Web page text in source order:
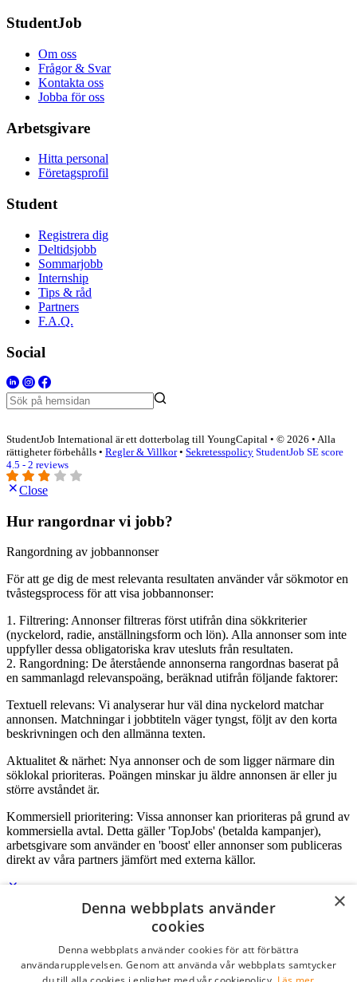
StudentJob
Om oss
Frågor & Svar
Kontakta oss
Jobba för oss
Arbetsgivare
Hitta personal
Företagsprofil
Student
Registrera dig
Deltidsjobb
Sommarjobb
Internship
Tips & råd
Partners
F.A.Q.
Social
StudentJob International är ett dotterbolag till YoungCapital • © 2026 • Alla
rättigheter förbehålls • Regler & Villkor• Sekretesspolicy StudentJob SE score
4.5 - 2 reviews
Close
Hur rangordnar vi jobb?
Rangordning av jobbannonser
För att ge dig de mest relevanta resultaten använder vår sökmotor en
tvåstegsprocess för att visa jobbannonser:
1. Filtrering: Annonser filtreras först utifrån dina sökkriterier
(nyckelord, radie, anställningsform och lön). Alla annonser som inte
uppfyller dessa obligatoriska krav utesluts från resultaten.
2. Rangordning: De återstående annonserna rangordnas baserat på
en sammanlagd relevanspoäng, beräknad utifrån följande faktorer:
Textuell relevans: Vi analyserar hur väl dina nyckelord matchar
annonsen. Matchningar i jobbtiteln väger tyngst, följt av den korta
beskrivningen och den allmänna texten.
Aktualitet & närhet: Nya annonser och de som ligger närmare din
söklokal prioriteras. Poängen minskar ju äldre annonsen är eller ju
större avståndet är.
Kommersiell prioritering: Vissa annonser kan prioriteras på grund av
kommersiella avtal. Detta gäller 'TopJobs' (betalda kampanjer),
arbetsgivare som använder en 'boost' eller annonser som publiceras
direkt av våra partners jämfört med externa källor.
×
Denna webbplats använder
cookies
Denna webbplats använder cookies för att förbättra
användarupplevelsen. Genom att använda vår webbplats samtycker